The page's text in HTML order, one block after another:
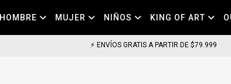
HOMBRE MUJER NIÑOS KING OF ART
⚡ COMPRA HOY HASTA LAS 11HS, LLEGA EN 24HS EN CABA